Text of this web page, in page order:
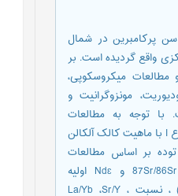
سن پرکامبرین در شمال
واقع گردیده است. بر
میکروسکوپی،
مونزوگرانیت و
توجه به مطالعات
ژئوشیمیایی، تونالیت ها از نوع I با ماهیت کالک آلکالن
بر اساس مطالعات
ایزوتوپی Sr-Nd ( نسبت 87Sr/86Sr و Ndɛ اولیه
710544/0 و01/7- به ترتیب) ، نسبت La/Yb ،Sr/Y ،